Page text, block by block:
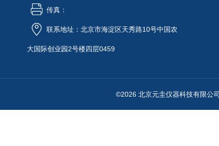
传真：
联系地址：北京市海淀区天秀路10号中国农
大国际创业园2号楼四层0459
©2026 北京元圭仪器科技有限公